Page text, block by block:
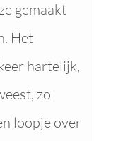
gemaakt
Het
hartelijk,
zo
loopje over